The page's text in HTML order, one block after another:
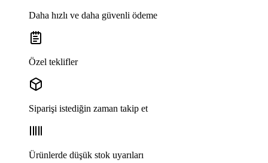
Daha hızlı ve daha güvenli ödeme
Özel teklifler
Siparişi istediğin zaman takip et
Ürünlerde düşük stok uyarıları